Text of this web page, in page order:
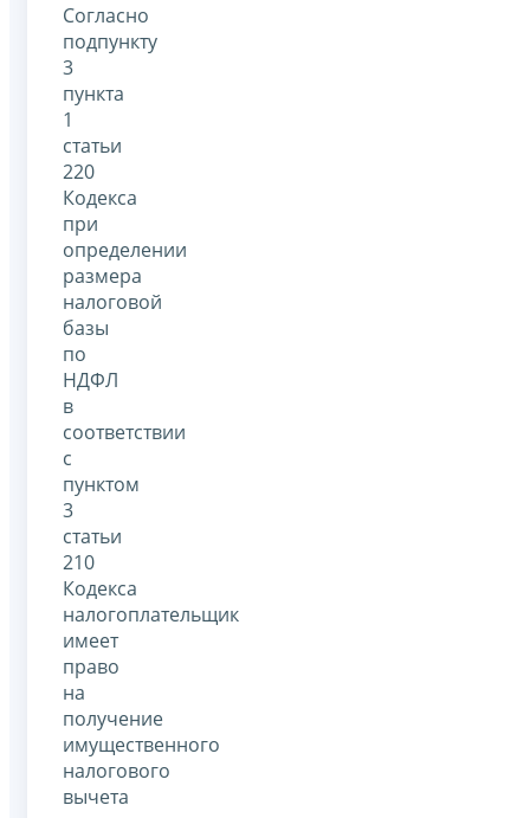
Согласно
подпункту
3
пункта
1
статьи
220
Кодекса
при
определении
размера
налоговой
базы
по
НДФЛ
в
соответствии
с
пунктом
3
статьи
210
Кодекса
налогоплательщик
имеет
право
на
получение
имущественного
налогового
вычета